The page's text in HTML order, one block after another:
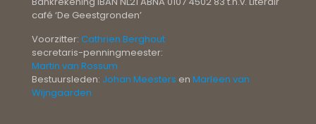
café ‘De Geestgronden’
Voorzitter: Cathrien Berghout
secretaris-penningmeester:
Martin van Rossum
Bestuursleden: Johan Meesters en Marleen van
Wijngaarden